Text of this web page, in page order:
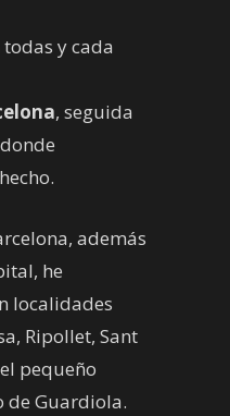
todas y cada
, seguida
donde
además
he
localidades
Ripollet, Sant
pequeño
de Guardiola.